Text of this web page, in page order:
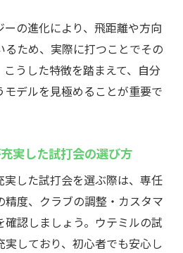
ラブ試打会体験者の声を紹
心者が得た発見とポイント
ルフイベント攻略ガイド
を活用して賢くクラブを乗り
ある試打会で得するポイン
の進化により、飛距離や方向
ため、実際に打つことでその
うした特徴を踏まえて、自分
デルを見極めることが重要で
実した試打会の選び方
実した試打会を選ぶ際は、専任
度、クラブの調整・カスタマ
認しましょう。ウテミルの試
しており、初心者でも安心し